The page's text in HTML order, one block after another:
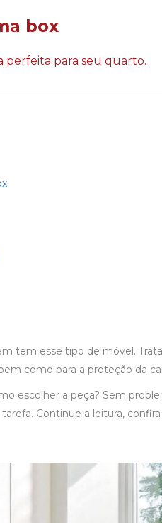
box
perfeita para seu quarto.
tem esse tipo de móvel.
como para a proteção da
escolher a peça? Sem
Continue a leitura,